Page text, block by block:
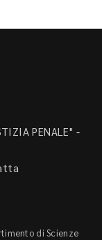
PENALE" -
di Scienze